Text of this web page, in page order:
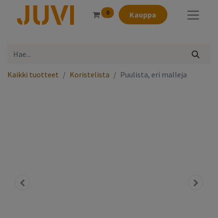
0 Kauppa
Kaikki tuotteet Koristelista Puulista, eri malleja